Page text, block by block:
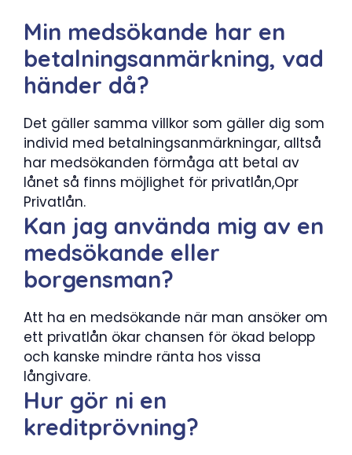
Min medsökande har en
betalningsanmärkning, vad
händer då?
Det gäller samma villkor som gäller dig som
individ med betalningsanmärkningar, alltså
har medsökanden förmåga att betal av
lånet så finns möjlighet för privatlån,Opr
Privatlån.
Kan jag använda mig av en
medsökande eller
borgensman?
Att ha en medsökande när man ansöker om
ett privatlån ökar chansen för ökad belopp
och kanske mindre ränta hos vissa
långivare.
Hur gör ni en
kreditprövning?